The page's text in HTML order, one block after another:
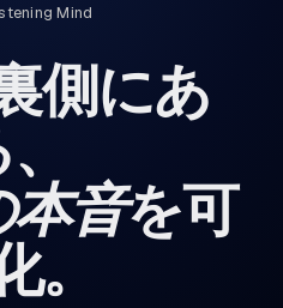
Mind
側にあ
音を可
。